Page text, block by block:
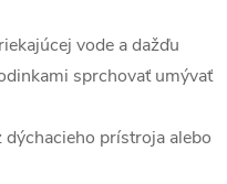
vode a dažďu
sprchovať umývať
prístroja alebo